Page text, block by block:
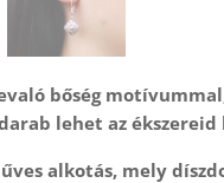
bőség
lehet az
alkotás, mely